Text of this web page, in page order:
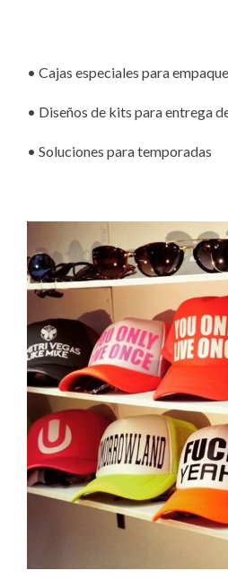
• Cajas especiales para empaque
• Diseños de kits para entrega
• Soluciones para temporadas